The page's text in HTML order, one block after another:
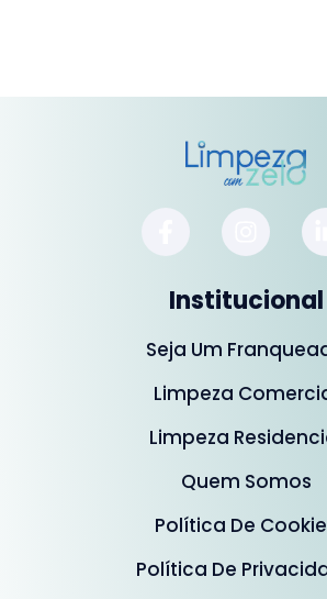
Institucional
Seja Um
Limpeza
Limpeza
Quem Somos
Política De
Política De